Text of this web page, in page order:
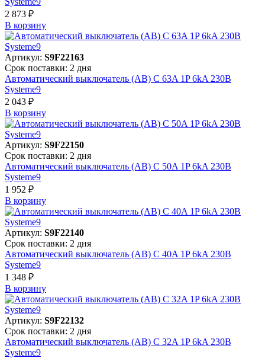
2 873 ₽
В корзинy
Артикул: S9F22163
Срок поставки: 2 дня
Автоматический выключатель (АВ) C 63A 1P 6kA 230В
Systeme9
2 043 ₽
В корзинy
Артикул: S9F22150
Срок поставки: 2 дня
Автоматический выключатель (АВ) C 50A 1P 6kA 230В
Systeme9
1 952 ₽
В корзинy
Артикул: S9F22140
Срок поставки: 2 дня
Автоматический выключатель (АВ) C 40A 1P 6kA 230В
Systeme9
1 348 ₽
В корзинy
Артикул: S9F22132
Срок поставки: 2 дня
Автоматический выключатель (АВ) C 32A 1P 6kA 230В
Systeme9